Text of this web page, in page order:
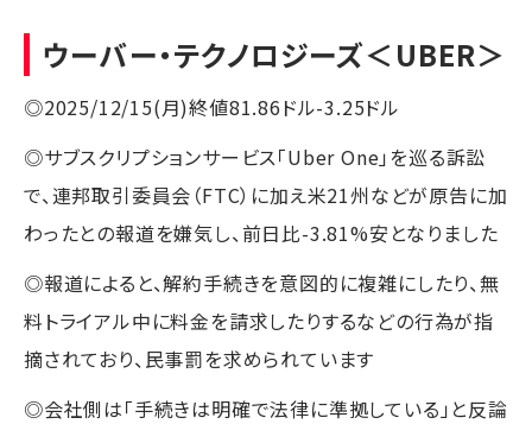
ウーバー・テクノロジーズ＜UBER＞
◎2025/12/15(月)終値81.86ドル-3.25ドル
◎サブスクリプションサービス「Uber One」を巡る訴訟
で、連邦取引委員会（FTC）に加え米21州などが原告に加
わったとの報道を嫌気し、前日比-3.81%安となりました
◎報道によると、解約手続きを意図的に複雑にしたり、無
料トライアル中に料金を請求したりするなどの行為が指
摘されており、民事罰を求められています
◎会社側は「手続きは明確で法律に準拠している」と反論